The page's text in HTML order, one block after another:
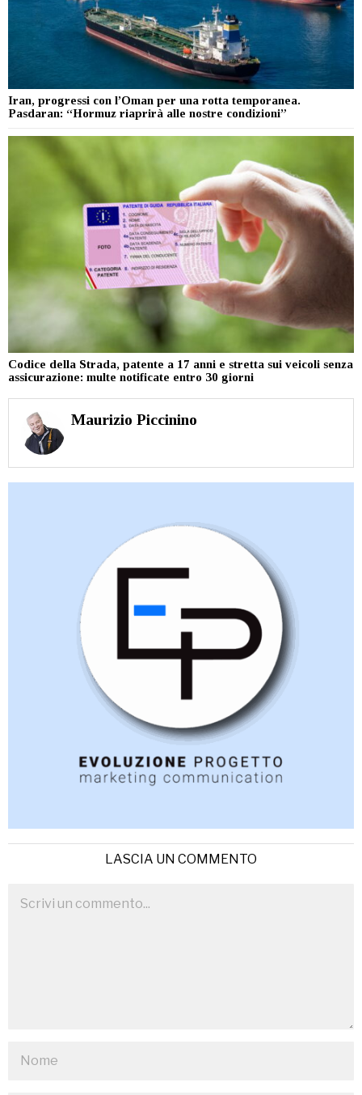
Iran, progressi con l’Oman per una rotta temporanea.
Pasdaran: “Hormuz riaprirà alle nostre condizioni”
Codice della Strada, patente a 17 anni e stretta sui veicoli senza
assicurazione: multe notificate entro 30 giorni
Maurizio Piccinino
LASCIA UN COMMENTO